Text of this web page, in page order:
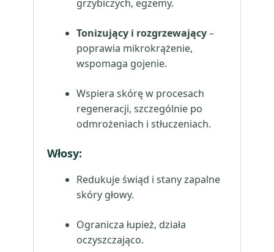
grzybiczych, egzemy.
Tonizujący i rozgrzewający–
poprawia mikrokrążenie,
wspomaga gojenie.
Wspiera skórę w procesach
regeneracji, szczególnie po
odmrożeniach i stłuczeniach.
Włosy:
Redukuje świąd i stany zapalne
skóry głowy.
Ogranicza łupież, działa
oczyszczająco.